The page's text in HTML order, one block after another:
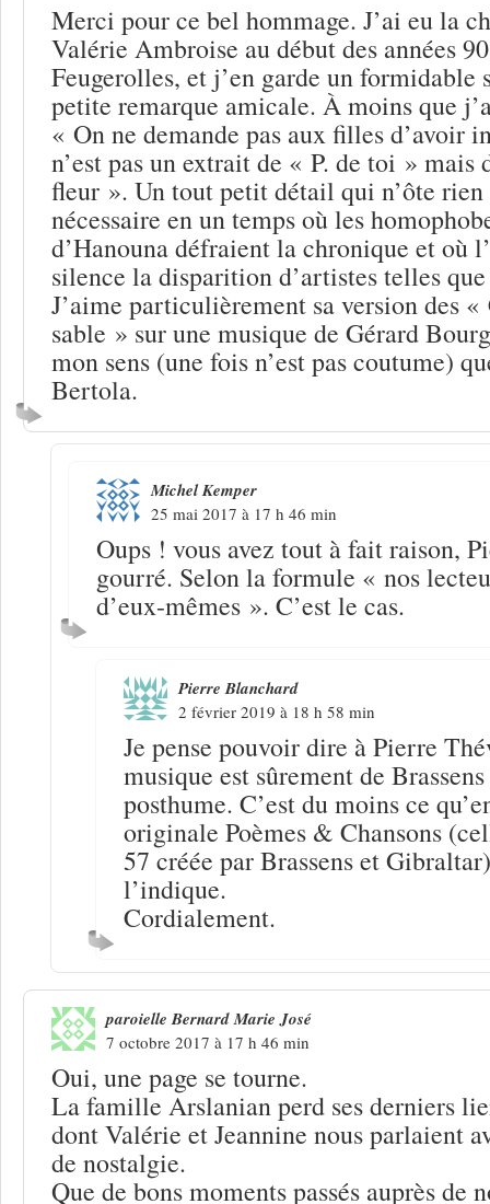
Merci pour ce bel hommage. J’ai eu la
Valérie Ambroise au début des années
Feugerolles, et j’en garde un formidable
petite remarque amicale. À moins que
« On ne demande pas aux filles d’avoir
n’est pas un extrait de « P. de toi » mais
fleur ». Un tout petit détail qui n’ôte
nécessaire en un temps où les
d’Hanouna défraient la chronique et où
silence la disparition d’artistes telles
J’aime particulièrement sa version des «
sable » sur une musique de Gérard
mon sens (une fois n’est pas coutume)
Bertola.
Michel Kemper
25 mai 2017 à 17 h 46 min
Oups ! vous avez tout à fait raison,
gourré. Selon la formule « nos
d’eux-mêmes ». C’est le cas.
Pierre Blanchard
2 février 2019 à 18 h 58 min
Je pense pouvoir dire à Pierre
musique est sûrement de
posthume. C’est du moins ce
originale Poèmes & Chansons
57 créée par Brassens et
l’indique.
Cordialement.
paroielle Bernard Marie José
7 octobre 2017 à 17 h 46 min
Oui, une page se tourne.
La famille Arslanian perd ses derniers
dont Valérie et Jeannine nous parlaient
de nostalgie.
Que de bons moments passés auprès de